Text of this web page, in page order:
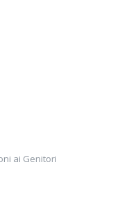
ai Genitori